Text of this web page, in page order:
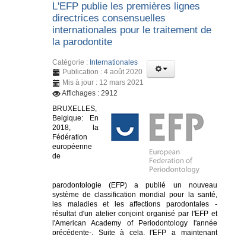
L'EFP publie les premières lignes
directrices consensuelles
internationales pour le traitement de
la parodontite
Catégorie : Internationales
Publication : 4 août 2020
Mis à jour : 12 mars 2021
Affichages : 2912
BRUXELLES,
Belgique: En
2018, la
Fédération
européenne
de
parodontologie (EFP) a publié un nouveau
système de classification mondial pour la santé,
les maladies et les affections parodontales -
résultat d'un atelier conjoint organisé par l'EFP et
l'American Academy of Periodontology l'année
précédente-. Suite à cela, l'EFP a maintenant